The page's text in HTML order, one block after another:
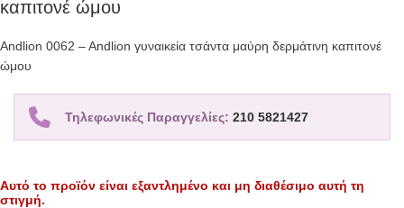
καπιτονέ ώμου
Andlion 0062 – Andlion γυναικεία τσάντα μαύρη δερμάτινη καπιτονέ
ώμου
Τηλεφωνικές Παραγγελίες: 210 5821427
Αυτό το προϊόν είναι εξαντλημένο και μη διαθέσιμο αυτή τη
στιγμή.